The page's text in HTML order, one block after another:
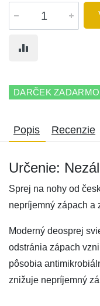
DARČEK ZADARMO
Popis Recenzie
Určenie:
Sprej na nohy od
nepríjemný zápach a
Moderný deosprej
odstránia zápach
pôsobia
znižuje nepríjemný